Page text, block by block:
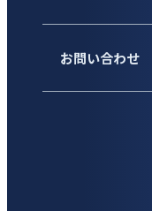
お問い合わせ